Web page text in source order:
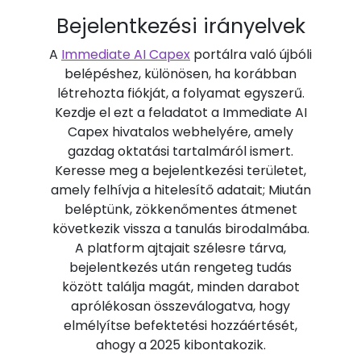
Bejelentkezési irányelvek
A Immediate AI Capex portálra való újbóli
belépéshez, különösen, ha korábban
létrehozta fiókját, a folyamat egyszerű.
Kezdje el ezt a feladatot a Immediate AI
Capex hivatalos webhelyére, amely
gazdag oktatási tartalmáról ismert.
Keresse meg a bejelentkezési területet,
amely felhívja a hitelesítő adatait; Miután
beléptünk, zökkenőmentes átmenet
következik vissza a tanulás birodalmába.
A platform ajtajait szélesre tárva,
bejelentkezés után rengeteg tudás
között találja magát, minden darabot
aprólékosan összeválogatva, hogy
elmélyítse befektetési hozzáértését,
ahogy a 2025 kibontakozik.